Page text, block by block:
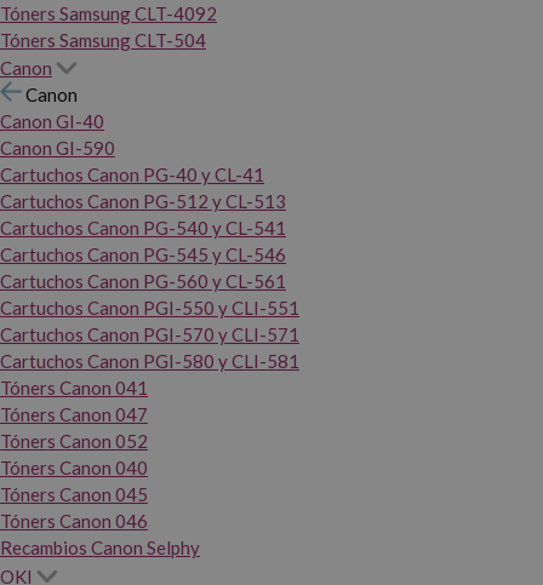
Tóners Samsung CLT-4092
Tóners Samsung CLT-504
Canon
Canon
Canon GI-40
Canon GI-590
Cartuchos Canon PG-40 y CL-41
Cartuchos Canon PG-512 y CL-513
Cartuchos Canon PG-540 y CL-541
Cartuchos Canon PG-545 y CL-546
Cartuchos Canon PG-560 y CL-561
Cartuchos Canon PGI-550 y CLI-551
Cartuchos Canon PGI-570 y CLI-571
Cartuchos Canon PGI-580 y CLI-581
Tóners Canon 041
Tóners Canon 047
Tóners Canon 052
Tóners Canon 040
Tóners Canon 045
Tóners Canon 046
Recambios Canon Selphy
OKI